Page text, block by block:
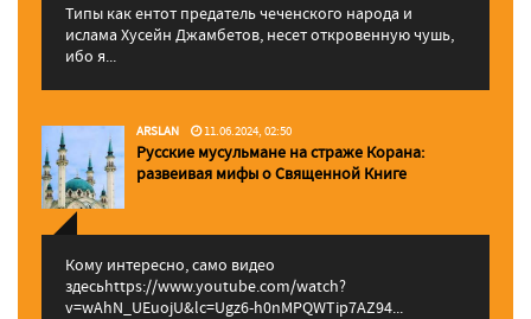
Типы как ентот предатель чеченского народа и
ислама Хусейн Джамбетов, несет откровенную чушь,
ибо я...
ARSLAN 11.06.2024, 02:50
Русские мусульмане на страже Корана:
pазвеивая мифы о Священной Книге
Кому интересно, само видео
здесьhttps://www.youtube.com/watch?
v=wAhN_UEuojU&lc=Ugz6-h0nMPQWTip7AZ94...